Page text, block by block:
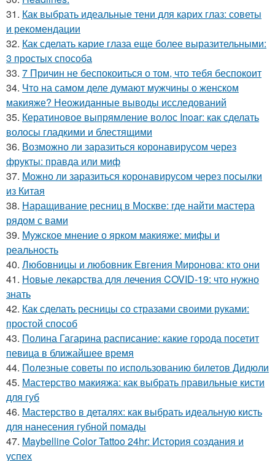
31. Как выбрать идеальные тени для карих глаз: советы
и рекомендации
32. Как сделать карие глаза еще более выразительными:
3 простых способа
33. 7 Причин не беспокоиться о том, что тебя беспокоит
34. Что на самом деле думают мужчины о женском
макияже? Неожиданные выводы исследований
35. Кератиновое выпрямление волос Inoar: как сделать
волосы гладкими и блестящими
36. Возможно ли заразиться коронавирусом через
фрукты: правда или миф
37. Можно ли заразиться коронавирусом через посылки
из Китая
38. Наращивание ресниц в Москве: где найти мастера
рядом с вами
39. Мужское мнение о ярком макияже: мифы и
реальность
40. Любовницы и любовник Евгения Миронова: кто они
41. Новые лекарства для лечения COVID-19: что нужно
знать
42. Как сделать ресницы со стразами своими руками:
простой способ
43. Полина Гагарина расписание: какие города посетит
певица в ближайшее время
44. Полезные советы по использованию билетов Дидюли
45. Мастерство макияжа: как выбрать правильные кисти
для губ
46. Мастерство в деталях: как выбрать идеальную кисть
для нанесения губной помады
47. Maybelline Color Tattoo 24hr: История создания и
успех